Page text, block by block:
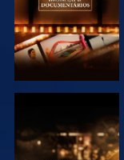
EXPLORAR A
SÉRIE